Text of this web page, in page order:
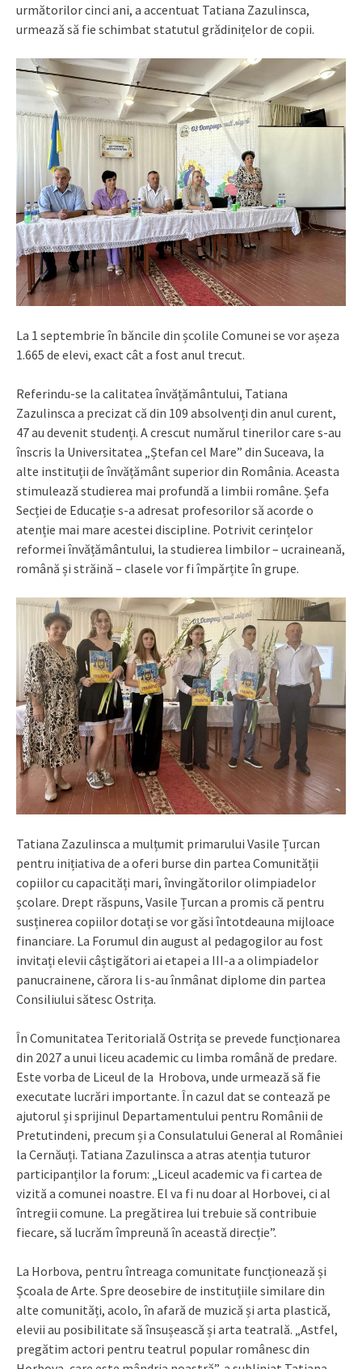
următorilor cinci ani, a accentuat Tatiana Zazulinsca,
urmează să fie schimbat statutul grădinițelor de copii.
La 1 septembrie în băncile din școlile Comunei se vor așeza
1.665 de elevi, exact cât a fost anul trecut.
Referindu-se la calitatea învățământului, Tatiana
Zazulinsca a precizat că din 109 absolvenți din anul curent,
47 au devenit studenți. A crescut numărul tinerilor care s-au
înscris la Universitatea „Ștefan cel Mare” din Suceava, la
alte instituții de învățământ superior din România. Aceasta
stimulează studierea mai profundă a limbii române. Șefa
Secției de Educație s-a adresat profesorilor să acorde o
atenție mai mare acestei discipline. Potrivit cerințelor
reformei învățământului, la studierea limbilor – ucraineană,
română și străină – clasele vor fi împărțite în grupe.
Tatiana Zazulinsca a mulțumit primarului Vasile Țurcan
pentru inițiativa de a oferi burse din partea Comunității
copiilor cu capacități mari, învingătorilor olimpiadelor
școlare. Drept răspuns, Vasile Țurcan a promis că pentru
susținerea copiilor dotați se vor găsi întotdeauna mijloace
financiare. La Forumul din august al pedagogilor au fost
invitați elevii câștigători ai etapei a III-a a olimpiadelor
panucrainene, cărora li s-au înmânat diplome din partea
Consiliului sătesc Ostrița.
În Comunitatea Teritorială Ostrița se prevede funcționarea
din 2027 a unui liceu academic cu limba română de predare.
Este vorba de Liceul de la Hrobova, unde urmează să fie
executate lucrări importante. În cazul dat se contează pe
ajutorul și sprijinul Departamentului pentru Românii de
Pretutindeni, precum și a Consulatului General al României
la Cernăuți. Tatiana Zazulinsca a atras atenția tuturor
participanților la forum: „Liceul academic va fi cartea de
vizită a comunei noastre. El va fi nu doar al Horbovei, ci al
întregii comune. La pregătirea lui trebuie să contribuie
fiecare, să lucrăm împreună în această direcție”.
La Horbova, pentru întreaga comunitate funcționează și
Școala de Arte. Spre deosebire de instituțiile similare din
alte comunități, acolo, în afară de muzică și arta plastică,
elevii au posibilitate să însușească și arta teatrală. „Astfel,
pregătim actori pentru teatrul popular românesc din